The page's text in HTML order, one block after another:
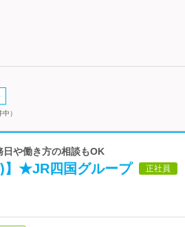
）
や働き方の相談もOK
】★JR四国グループ 正社員